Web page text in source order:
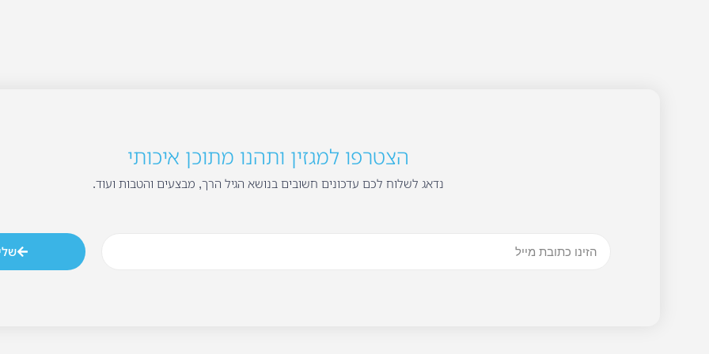
הצטרפו למגזין ותהנו מתוכן איכותי
נדאג לשלוח לכם עדכונים חשובים בנושא הגיל הרך, מבצעים והטבות ועוד.